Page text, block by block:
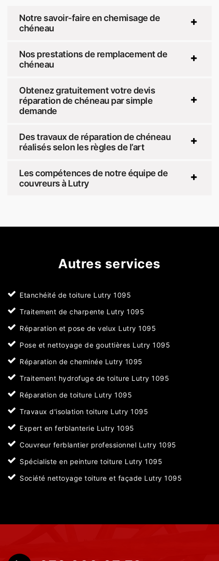
Notre savoir-faire en chemisage de
chéneau
Nos prestations de remplacement de
chéneau
Obtenez gratuitement votre devis
réparation de chéneau par simple
demande
Des travaux de réparation de chéneau
réalisés selon les règles de l’art
Les compétences de notre équipe de
couvreurs à Lutry
Autres services
Etanchéité de toiture Lutry 1095
Traitement de charpente Lutry 1095
Réparation et pose de velux Lutry 1095
Pose et nettoyage de gouttières Lutry 1095
Réparation de cheminée Lutry 1095
Traitement hydrofuge de toiture Lutry 1095
Réparation de toiture Lutry 1095
Travaux d'isolation toiture Lutry 1095
Expert en ferblanterie Lutry 1095
Couvreur ferblantier professionnel Lutry 1095
Spécialiste en peinture toiture Lutry 1095
Société nettoyage toiture et façade Lutry 1095